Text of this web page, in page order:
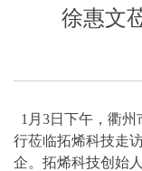
徐惠文
1月3日下午，衢
行莅临拓烯科技走
企。拓烯科技创始